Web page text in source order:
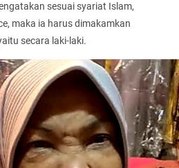
sesuai syariat Islam,
maka ia harus dimakamkan
secara laki-laki.